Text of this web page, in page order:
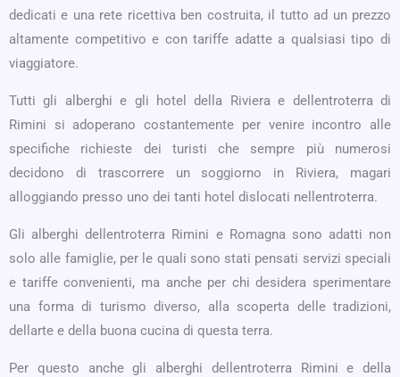
dedicati e una rete ricettiva ben costruita, il tutto ad un prezzo
altamente competitivo e con tariffe adatte a qualsiasi tipo di
viaggiatore.
Tutti gli alberghi e gli hotel della Riviera e dellentroterra di
Rimini si adoperano costantemente per venire incontro alle
specifiche richieste dei turisti che sempre più numerosi
decidono di trascorrere un soggiorno in Riviera, magari
alloggiando presso uno dei tanti hotel dislocati nellentroterra.
Gli alberghi dellentroterra Rimini e Romagna sono adatti non
solo alle famiglie, per le quali sono stati pensati servizi speciali
e tariffe convenienti, ma anche per chi desidera sperimentare
una forma di turismo diverso, alla scoperta delle tradizioni,
dellarte e della buona cucina di questa terra.
Per questo anche gli alberghi dellentroterra Rimini e della